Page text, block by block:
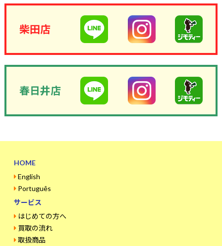
柴田店
春日井店
HOME
English
Português
サービス
はじめての方へ
買取の流れ
取扱商品